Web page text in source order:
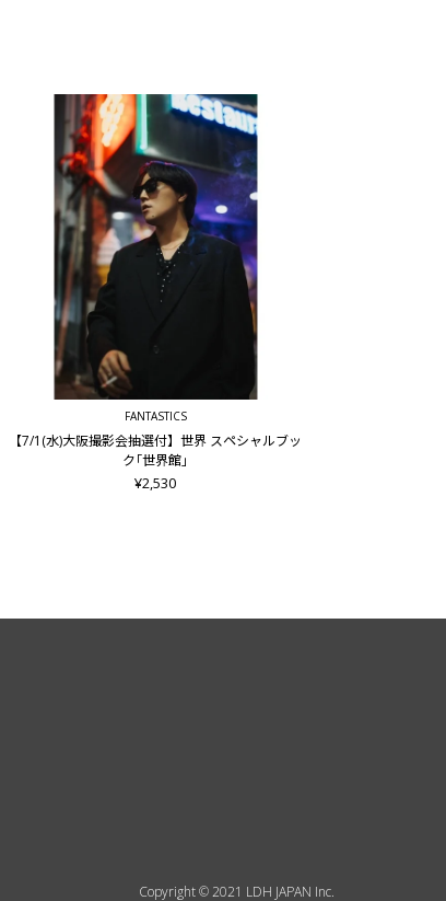
FANTASTICS
【7/1(水)大阪撮影会抽選付】世界 スペシャルブッ
ク｢世界館｣
¥2,530
Copyright © 2021 LDH JAPAN Inc.